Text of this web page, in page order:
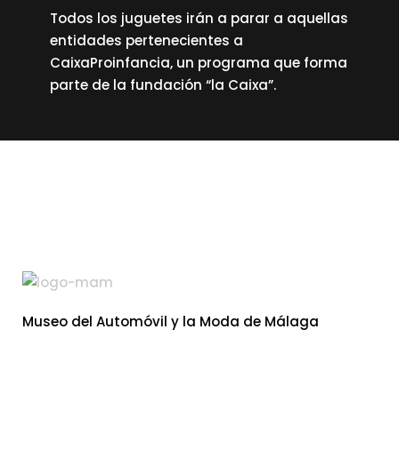
Todos los juguetes irán a parar a aquellas
entidades pertenecientes a
CaixaProinfancia, un programa que forma
parte de la fundación “la Caixa”.
Museo del Automóvil y la Moda de Málaga